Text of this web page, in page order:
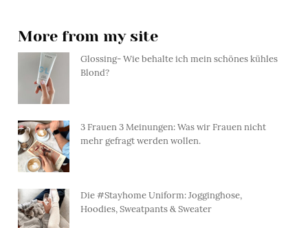
More from my site
Glossing- Wie behalte ich mein schönes kühles
Blond?
3 Frauen 3 Meinungen: Was wir Frauen nicht
mehr gefragt werden wollen.
Die #Stayhome Uniform: Jogginghose,
Hoodies, Sweatpants & Sweater